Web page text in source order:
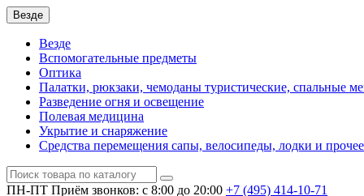
Везде
Везде
Вспомогательные предметы
Оптика
Палатки, рюкзаки, чемоданы туристические, спальные
Разведение огня и освещение
Полевая медицина
Укрытие и снаряжение
Средства перемещения сапы, велосипеды, лодки и прочее
ПН-ПТ Приём звонков: с 8:00 до 20:00 +7 (495) 414-10-71